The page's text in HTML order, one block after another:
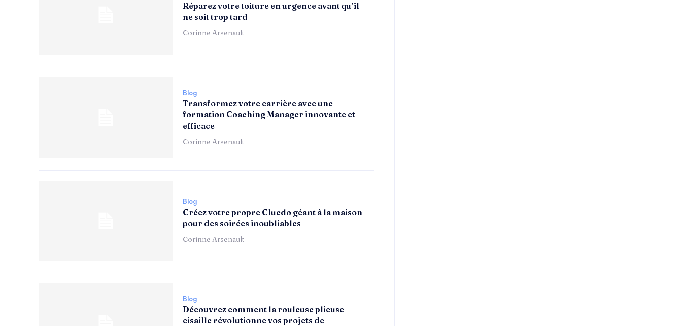
Réparez votre toiture en urgence avant qu’il
ne soit trop tard
Corinne Arsenault
Blog
Transformez votre carrière avec une
formation Coaching Manager innovante et
efficace
Corinne Arsenault
Blog
Créez votre propre Cluedo géant à la maison
pour des soirées inoubliables
Corinne Arsenault
Blog
Découvrez comment la rouleuse plieuse
cisaille révolutionne vos projets de